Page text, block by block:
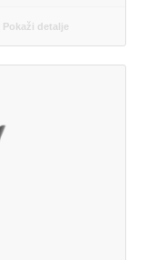
Pokaži detalje